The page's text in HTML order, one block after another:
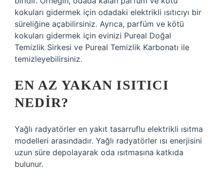
kokuları gidermek için odadaki elektrikli ısıtıcıyı bir
süreliğine açabilirsiniz. Ayrıca, parfüm ve kötü
kokuları gidermek için evinizi Pureal Doğal
Temizlik Sirkesi ve Pureal Temizlik Karbonatı ile
temizleyebilirsiniz.
EN AZ YAKAN ISITICI
NEDIR?
Yağlı radyatörler en yakıt tasarruflu elektrikli ısıtma
modelleri arasındadır. Yağlı radyatörler ısı enerjisini
uzun süre depolayarak oda ısıtmasına katkıda
bulunur.